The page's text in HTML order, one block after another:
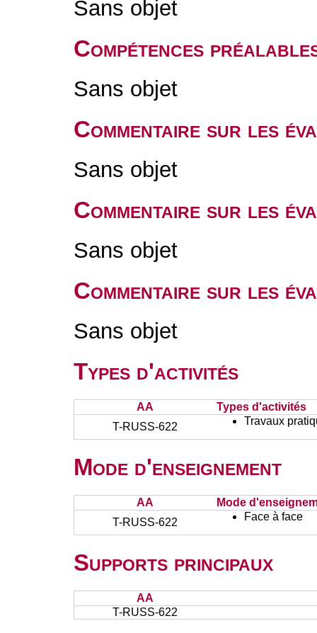
Sans objet
Compétences
Sans objet
Commentaire sur les
Sans objet
Commentaire sur les
Sans objet
Commentaire sur les
Sans objet
Types d'activités
AA
Types d'activités
T-RUSS-622
Travaux
Mode d'enseignement
AA
Mode
T-RUSS-622
Face à face
Supports principaux
AA
T-RUSS-622